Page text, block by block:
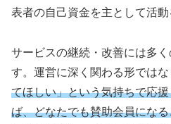
表者の自己資金を主として活動
サービスの継続・改善には多
す。運営に深く関わる形ではな
てほしい」という気持ちで応
ば、どなたでも賛助会員にな